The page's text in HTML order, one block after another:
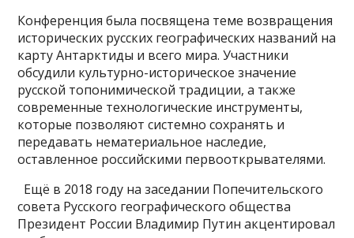
Конференция была посвящена теме возвращения
исторических русских географических названий на
карту Антарктиды и всего мира. Участники
обсудили культурно-историческое значение
русской топонимической традиции, а также
современные технологические инструменты,
которые позволяют системно сохранять и
передавать нематериальное наследие,
оставленное российскими первооткрывателями.
Ещё в 2018 году на заседании Попечительского
совета Русского географического общества
Президент России Владимир Путин акцентировал